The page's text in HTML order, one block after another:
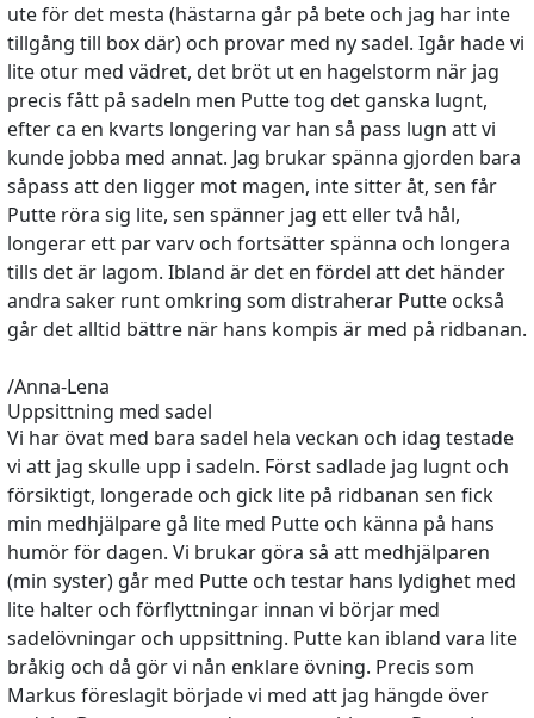
ute för det mesta (hästarna går på bete och jag har inte
tillgång till box där) och provar med ny sadel. Igår hade vi
lite otur med vädret, det bröt ut en hagelstorm när jag
precis fått på sadeln men Putte tog det ganska lugnt,
efter ca en kvarts longering var han så pass lugn att vi
kunde jobba med annat. Jag brukar spänna gjorden bara
såpass att den ligger mot magen, inte sitter åt, sen får
Putte röra sig lite, sen spänner jag ett eller två hål,
longerar ett par varv och fortsätter spänna och longera
tills det är lagom. Ibland är det en fördel att det händer
andra saker runt omkring som distraherar Putte också
går det alltid bättre när hans kompis är med på ridbanan.
/Anna-Lena
Uppsittning med sadel
Vi har övat med bara sadel hela veckan och idag testade
vi att jag skulle upp i sadeln. Först sadlade jag lugnt och
försiktigt, longerade och gick lite på ridbanan sen fick
min medhjälpare gå lite med Putte och känna på hans
humör för dagen. Vi brukar göra så att medhjälparen
(min syster) går med Putte och testar hans lydighet med
lite halter och förflyttningar innan vi börjar med
sadelövningar och uppsittning. Putte kan ibland vara lite
bråkig och då gör vi nån enklare övning. Precis som
Markus föreslagit började vi med att jag hängde över